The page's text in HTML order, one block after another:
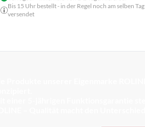
Bis 15 Uhr bestellt - in der Regel noch am selben Tag
versendet